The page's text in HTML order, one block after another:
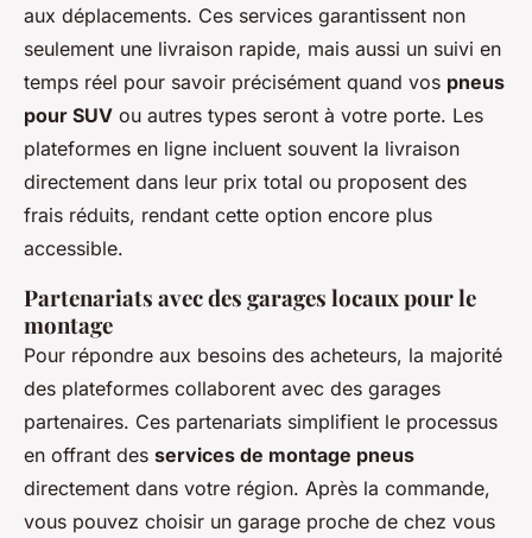
aux déplacements. Ces services garantissent non
seulement une livraison rapide, mais aussi un suivi en
temps réel pour savoir précisément quand vos pneus
pour SUV ou autres types seront à votre porte. Les
plateformes en ligne incluent souvent la livraison
directement dans leur prix total ou proposent des
frais réduits, rendant cette option encore plus
accessible.
Partenariats avec des garages locaux pour le
montage
Pour répondre aux besoins des acheteurs, la majorité
des plateformes collaborent avec des garages
partenaires. Ces partenariats simplifient le processus
en offrant des services de montage pneus
directement dans votre région. Après la commande,
vous pouvez choisir un garage proche de chez vous